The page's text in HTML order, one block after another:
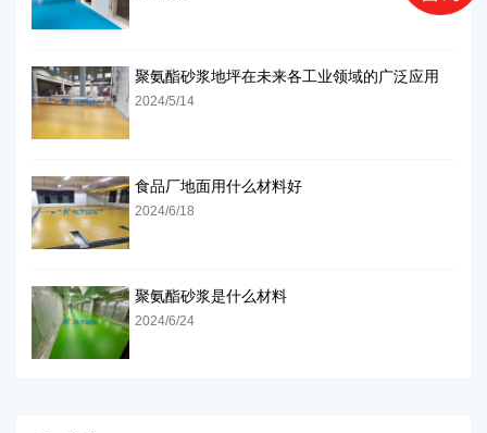
聚氨酯砂浆地坪在未来各工业领域的广泛应用
2024/5/14
食品厂地面用什么材料好
2024/6/18
聚氨酯砂浆是什么材料
2024/6/24